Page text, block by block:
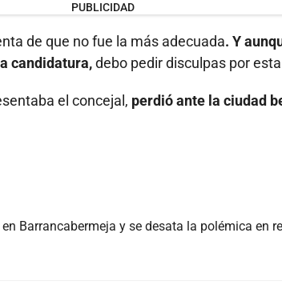
PUBLICIDAD
de que no fue la más adecuada. Y
candidatura,debo pedir disculpas por
el concejal, perdió ante la ciudad
Barrancabermeja y se desata la polémica en